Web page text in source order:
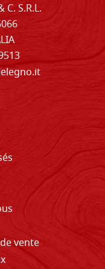
C. S.R.L.
vente